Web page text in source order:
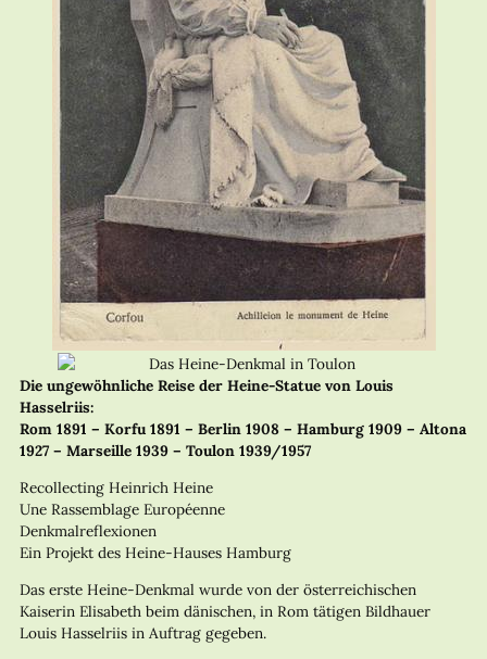
Die ungewöhnliche Reise der Heine-Statue von Louis
Hasselriis:
Rom 1891 – Korfu 1891 – Berlin 1908 – Hamburg 1909 – Altona
1927 – Marseille 1939 – Toulon 1939/1957
Recollecting Heinrich Heine
Une Rassemblage Européenne
Denkmalreflexionen
Ein Projekt des Heine-Hauses Hamburg
Das erste Heine-Denkmal wurde von der österreichischen
Kaiserin Elisabeth beim dänischen, in Rom tätigen Bildhauer
Louis Hasselriis in Auftrag gegeben.